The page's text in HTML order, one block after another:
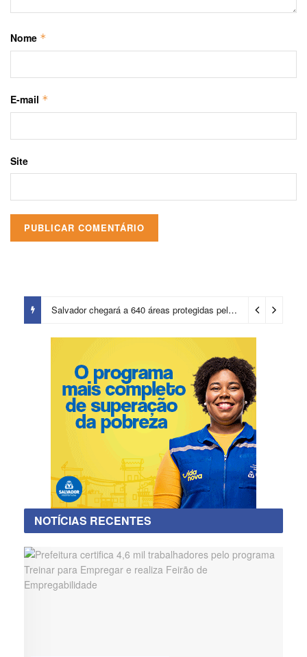
Nome *
E-mail *
Site
Salvador chegará a 640 áreas protegidas pela Prefeitura com investimentos em contenções de encostas e prevenção de riscos
NOTÍCIAS RECENTES